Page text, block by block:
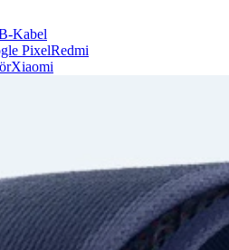
Kabel
PixelRedmi
Xiaomi